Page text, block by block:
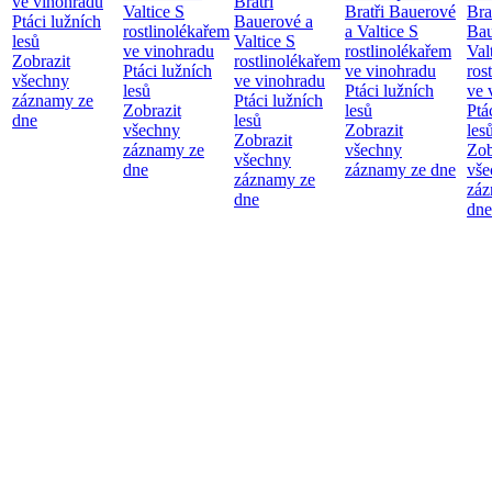
Ptáci lužních
lesů
Zobrazit
všechny
záznamy ze
dne
Valtice S
rostlinolékařem
ve vinohradu
Ptáci lužních
lesů
Zobrazit
všechny
záznamy ze
dne
Bauerové a
Valtice S
rostlinolékařem
ve vinohradu
Ptáci lužních
lesů
Zobrazit
všechny
záznamy ze
dne
Bratři Bauerové
a Valtice S
rostlinolékařem
ve vinohradu
Ptáci lužních
lesů
Zobrazit
všechny
záznamy ze dne
ve
dne